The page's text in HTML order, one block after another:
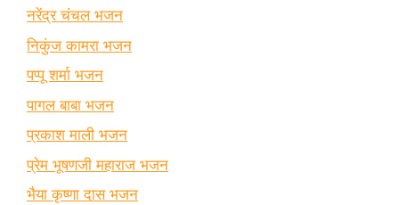
नरेंद्र चंचल भजन
निकुंज कामरा भजन
पप्पू शर्मा भजन
पागल बाबा भजन
प्रकाश माली भजन
प्रेम भूषणजी महाराज भजन
भैया कृष्णा दास भजन